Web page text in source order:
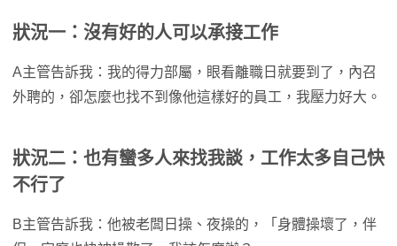
狀況一：沒有好的人可以承接工作
A主管告訴我：我的得力部屬，眼看離職日就要到了，內召
外聘的，卻怎麼也找不到像他這樣好的員工，我壓力好大。
狀況二：也有蠻多人來找我談，工作太多自己快
不行了
B主管告訴我：他被老闆日操、夜操的，「身體操壞了，伴